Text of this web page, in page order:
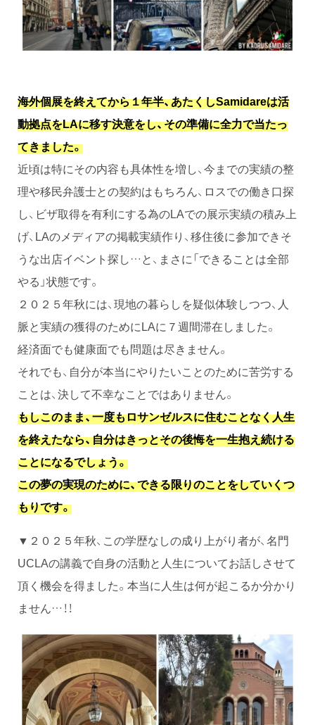
海外個展を終えてから１年半、あたくしSamidareは活
動拠点をLAに移す決意をし、その準備に全力で当たっ
てきました。
近頃は特にその内容も具体性を増し、今までの実績の整
理や移民弁護士との契約はもちろん、ロスでの働き口探
し、ビザ取得を有利にする為のLAでの展示実績の積み上
げ、LAのメディアの掲載実績作り、移住後に参加できそ
うな出店イベント探し…と、まさに「できることは全部
やる」状態です。
２０２５年秋には、現地の暮らしを疑似体験しつつ、人
脈と実績の獲得のためにLAに７週間滞在しました。
経済面でも健康面でも問題は尽きません。
それでも、自分が本当にやりたいことのために苦労する
ことは、決して不幸なことではありません。
もしこのまま、一度もロサンゼルスに住むことなく人生
を終えたなら、自分はきっとその後悔を一生抱え続ける
ことになるでしょう。
この夢の実現のために、できる限りのことをしていくつ
もりです。
▼２０２５年秋、この学歴なしの成り上がり者が、名門
UCLAの講義で自身の活動と人生についてお話しさせて
頂く機会を得ました。本当に人生は何が起こるか分かり
ません…！！